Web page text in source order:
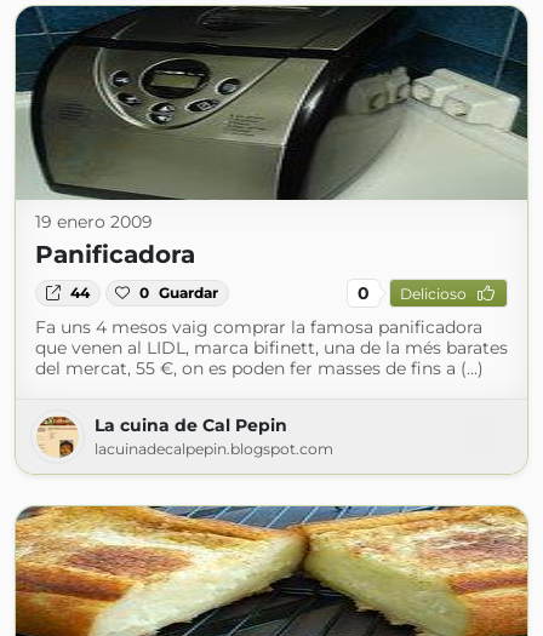
19 enero 2009
Panificadora
44 0 Guardar 0 Delicioso
Fa uns 4 mesos vaig comprar la famosa panificadora
que venen al LIDL, marca bifinett, una de la més barates
del mercat, 55 €, on es poden fer masses de fins a (...)
La cuina de Cal Pepin
lacuinadecalpepin.blogspot.com